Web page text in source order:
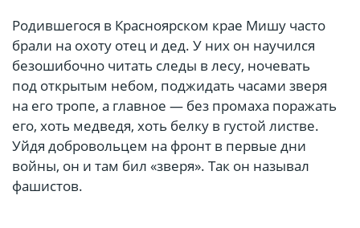
Родившегося в Красноярском крае Мишу часто
брали на охоту отец и дед. У них он научился
безошибочно читать следы в лесу, ночевать
под открытым небом, поджидать часами зверя
на его тропе, а главное — без промаха поражать
его, хоть медведя, хоть белку в густой листве.
Уйдя добровольцем на фронт в первые дни
войны, он и там бил «зверя». Так он называл
фашистов.